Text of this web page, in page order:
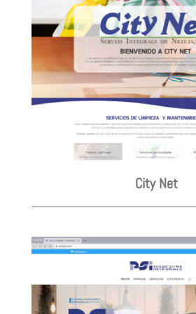
City Net